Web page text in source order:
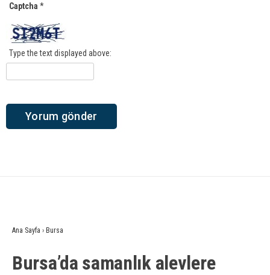
Captcha *
Type the text displayed above:
Ana Sayfa › Bursa
Bursa’da samanlık alevlere